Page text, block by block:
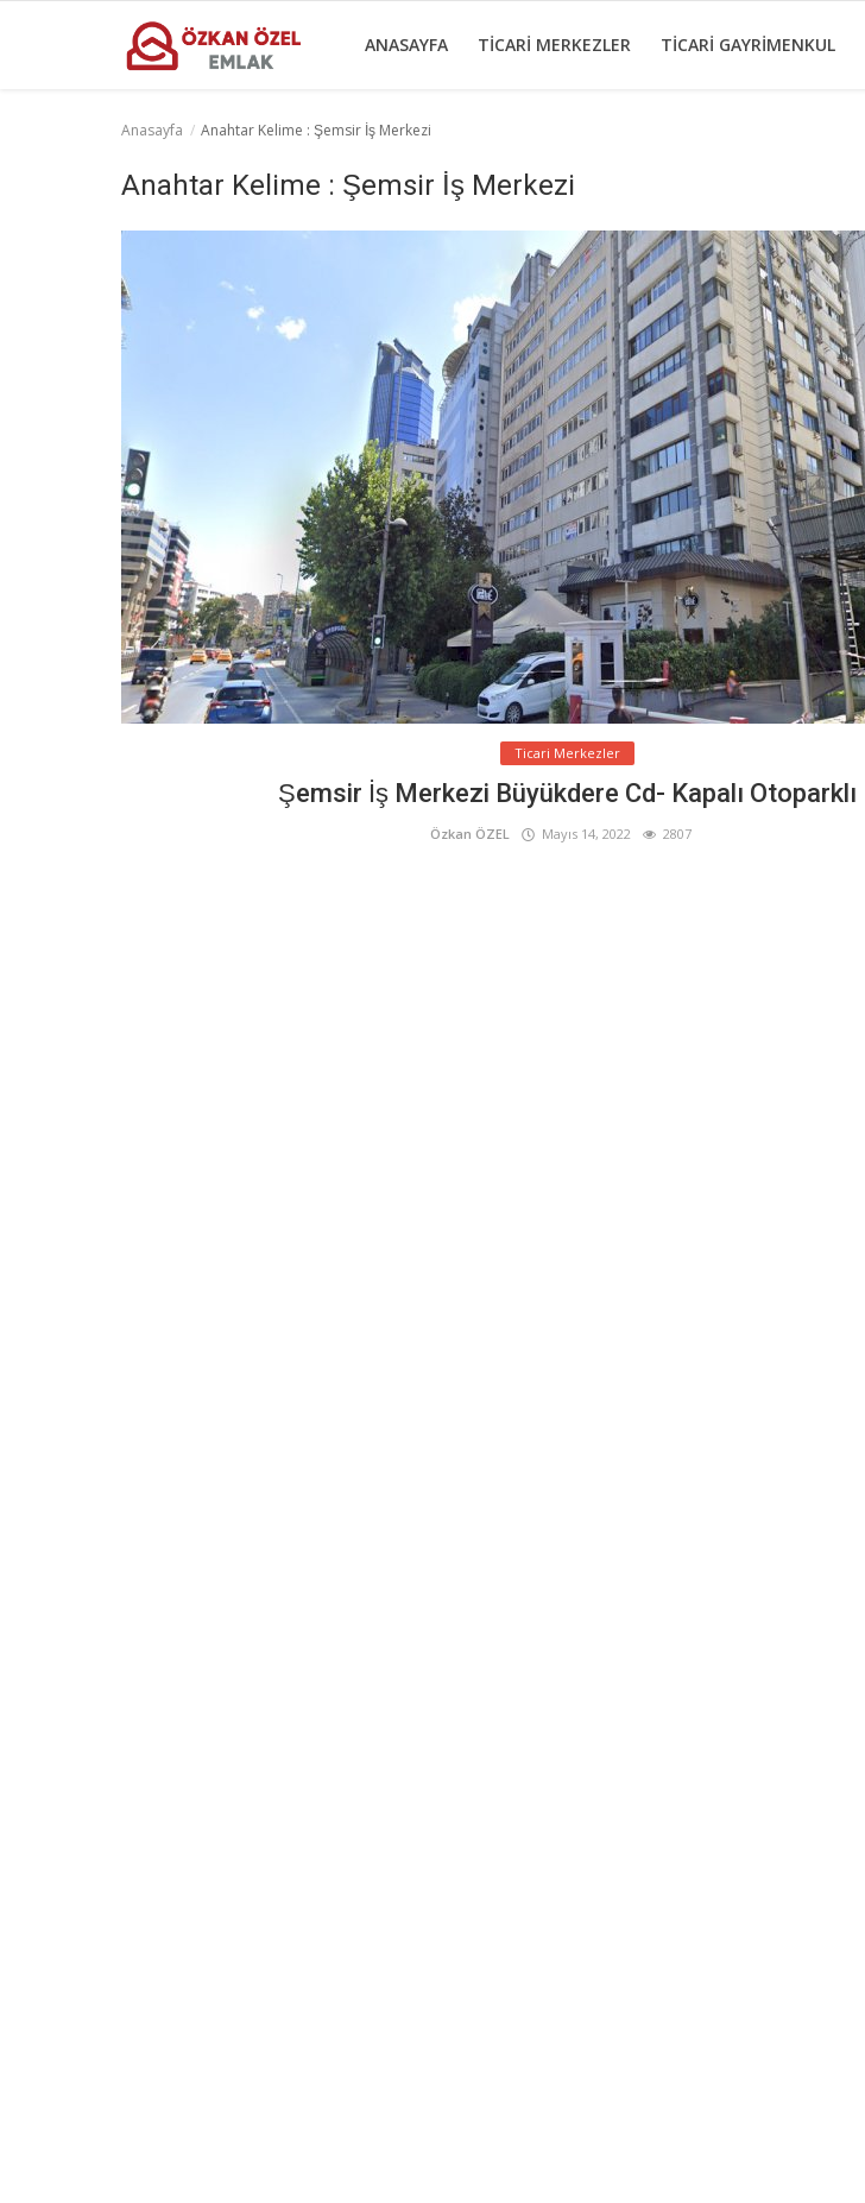
ANASAYFA TICARI MERKEZLER TICARI GAYRIMENKUL
Ticari Gayrimenkul
Anasayfa Anahtar Kelime : Şemsir İş Merkezi
Anahtar Kelime : Şemsir İş Merkezi
Ticari Merkezler
Şemsir İş Merkezi Büyükdere Cd- Kapalı Otoparklı
Özkan ÖZEL Mayıs 14, 2022 2807